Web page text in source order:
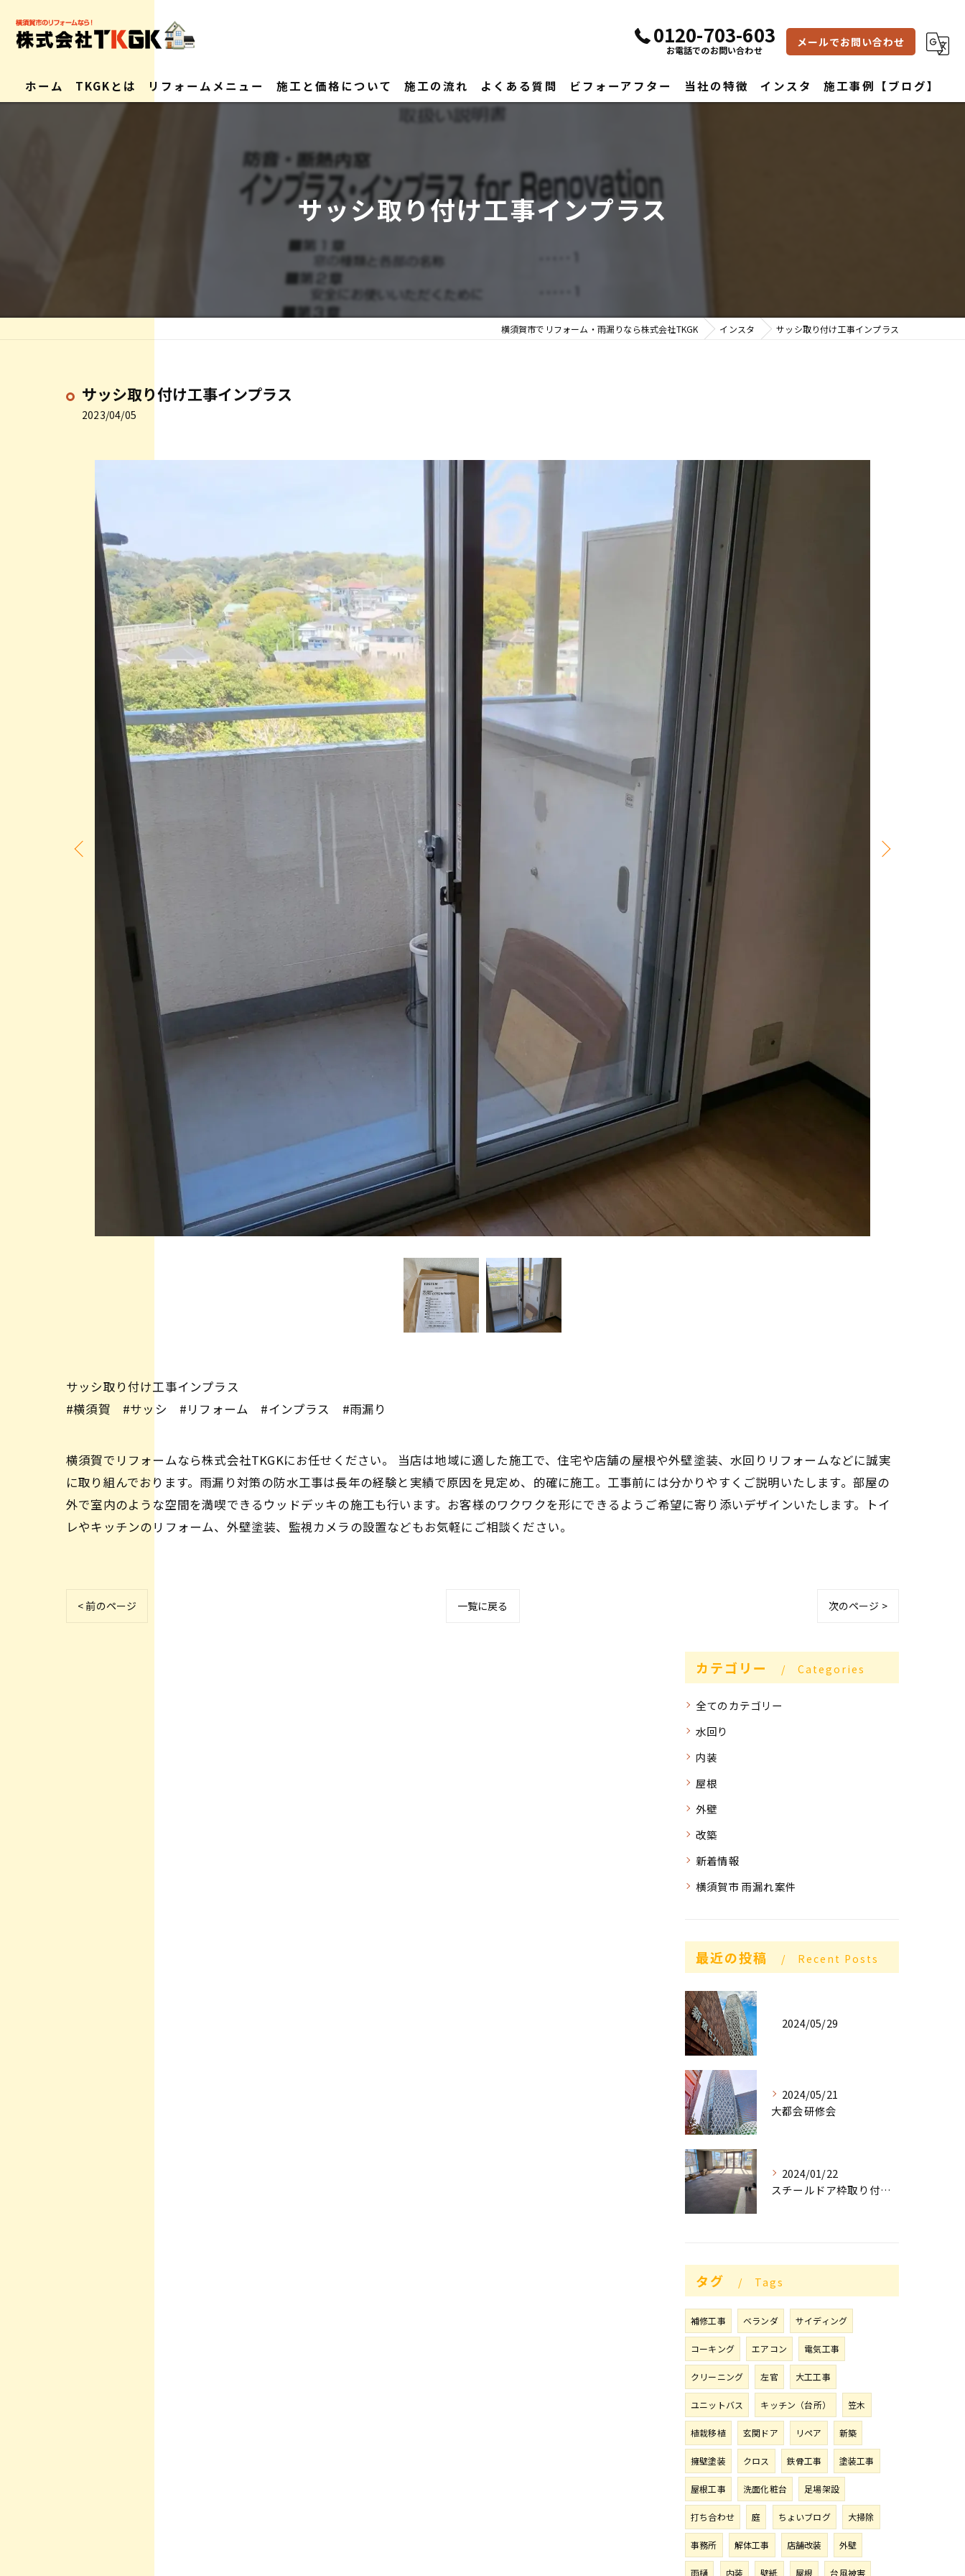
0120-703-603
お電話でのお問い合わせ
メールでお問い合わせ
ホーム TKGKとは リフォームメニュー 施工と価格について 施工の流れ よくある質問 ビフォーアフター 当社の特徴 インスタ 施工事例【ブログ】
サッシ取り付け工事インプラス
横須賀市でリフォーム・雨漏りなら株式会社TKGK インスタ サッシ取り付け工事インプラス
サッシ取り付け工事インプラス
2023/04/05
サッシ取り付け工事インプラス
#横須賀 #サッシ #リフォーム #インプラス #雨漏り
横須賀でリフォームなら株式会社TKGKにお任せください。 当店は地域に適した施工で、住宅や店舗の屋根や外壁塗装、水回りリフォームなどに誠実
に取り組んでおります。雨漏り対策の防水工事は長年の経験と実績で原因を見定め、的確に施工。工事前には分かりやすくご説明いたします。部屋の
外で室内のような空間を満喫できるウッドデッキの施工も行います。お客様のワクワクを形にできるようご希望に寄り添いデザインいたします。トイ
レやキッチンのリフォーム、外壁塗装、監視カメラの設置などもお気軽にご相談ください。
< 前のページ 一覧に戻る 次のページ >
カテゴリー Categories
全てのカテゴリー
水回り
内装
屋根
外壁
改築
新着情報
横須賀市 雨漏れ案件
最近の投稿 Recent Posts
2024/05/29
2024/05/21
大都会研修会
2024/01/22
スチールドア枠取り付け工事順調な滑り出し❗
タグ Tags
補修工事 ベランダ サイディング
コーキング エアコン 電気工事
クリーニング 左官 大工工事
ユニットバス キッチン（台所） 笠木
植栽移植 玄関ドア リペア 新築
擁壁塗装 クロス 鉄骨工事 塗装工事
屋根工事 洗面化粧台 足場架設
打ち合わせ 庭 ちょいブログ 大掃除
事務所 解体工事 店舗改装 外壁
雨樋 内装 壁紙 屋根 台風被害